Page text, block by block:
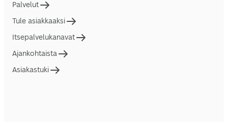
Palvelut
Tule asiakkaaksi
Itsepalvelukanavat
Ajankohtaista
Asiakastuki